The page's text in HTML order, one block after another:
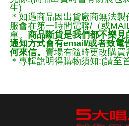
生)
＊如遇商品因出貨廠商無法
服會在第一時間電聯/（或
單。 商品斷貨是我們都不樂見
通知方式會有email/或者致電
何來信。 賣場有隨時更改購買
＊專輯說明得購物須知:(請至